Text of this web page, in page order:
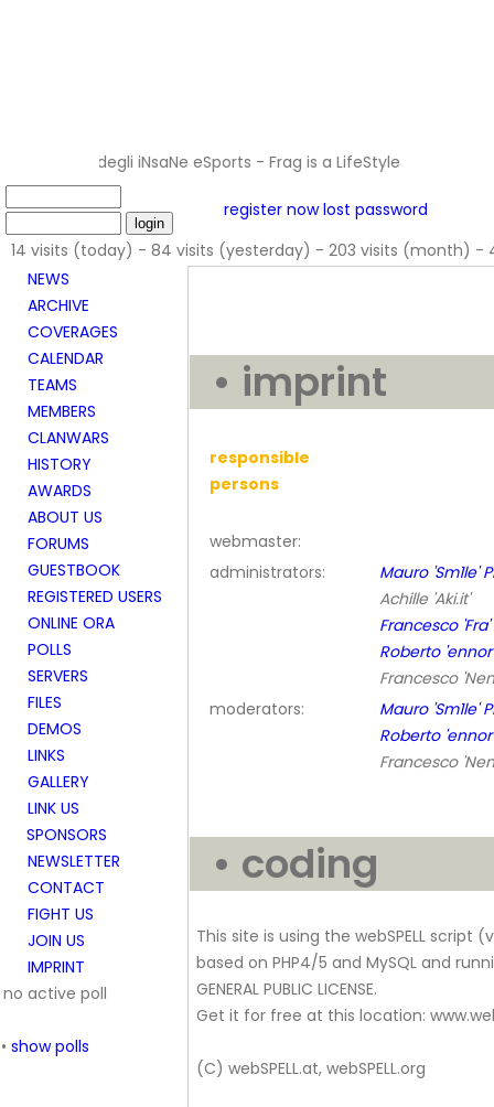
degli iNsaNe eSports - Frag is a LifeStyle
register now lost password
14 visits (today) - 84 visits (yesterday) - 203 visits (month) -
NEWS
ARCHIVE
COVERAGES
CALENDAR
TEAMS
MEMBERS
CLANWARS
HISTORY
AWARDS
ABOUT US
FORUMS
GUESTBOOK
REGISTERED USERS
ONLINE ORA
POLLS
SERVERS
FILES
DEMOS
LINKS
GALLERY
LINK US
SPONSORS
NEWSLETTER
CONTACT
FIGHT US
JOIN US
IMPRINT
no active poll
• show polls
• imprint
responsible
persons
webmaster:
administrators:
Mauro 'Sm1le'
Achille 'Aki.it'
Francesco 'Fra'
Roberto 'ennor'
Francesco
moderators:
Mauro 'Sm1le'
Roberto 'ennor'
Francesco
• coding
This site is using the webSPELL script
based on PHP4/5 and MySQL and
GENERAL PUBLIC LICENSE.
Get it for free at this location:
(C) webSPELL.at, webSPELL.org